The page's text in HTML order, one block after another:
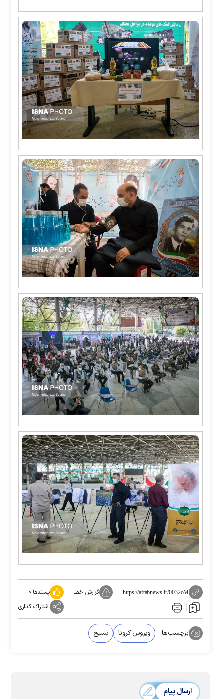
https://aftabnews.ir/0032oM گزارش خطا پسندها:۰
اشتراک گذاری
برچسب‌ها: ویروس کرونا بسیج
ارسال پیام